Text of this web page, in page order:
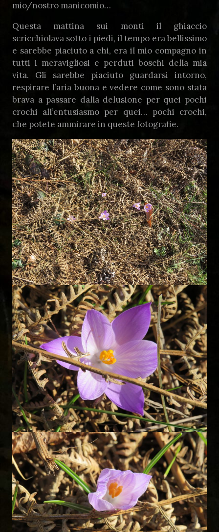
mio/nostro manicomio…
Questa mattina sui monti il ghiaccio
scricchiolava sotto i piedi, il tempo era bellissimo
e sarebbe piaciuto a chi, era il mio compagno in
tutti i meravigliosi e perduti boschi della mia
vita. Gli sarebbe piaciuto guardarsi intorno,
respirare l’aria buona e vedere come sono stata
brava a passare dalla delusione per quei pochi
crochi all’entusiasmo per quei… pochi crochi,
che potete ammirare in queste fotografie.